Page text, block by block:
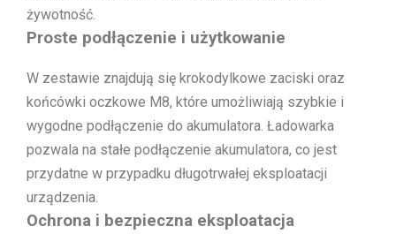
żywotność.
Proste podłączenie i użytkowanie
W zestawie znajdują się krokodylkowe zaciski oraz
końcówki oczkowe M8, które umożliwiają szybkie i
wygodne podłączenie do akumulatora. Ładowarka
pozwala na stałe podłączenie akumulatora, co jest
przydatne w przypadku długotrwałej eksploatacji
urządzenia.
Ochrona i bezpieczna eksploatacja